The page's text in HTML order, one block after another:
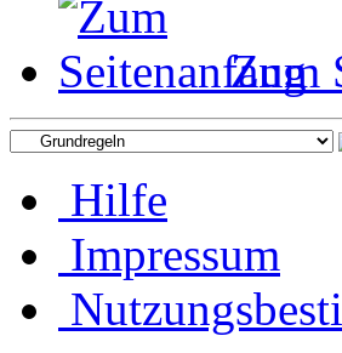
Zum
Hilfe
Impressum